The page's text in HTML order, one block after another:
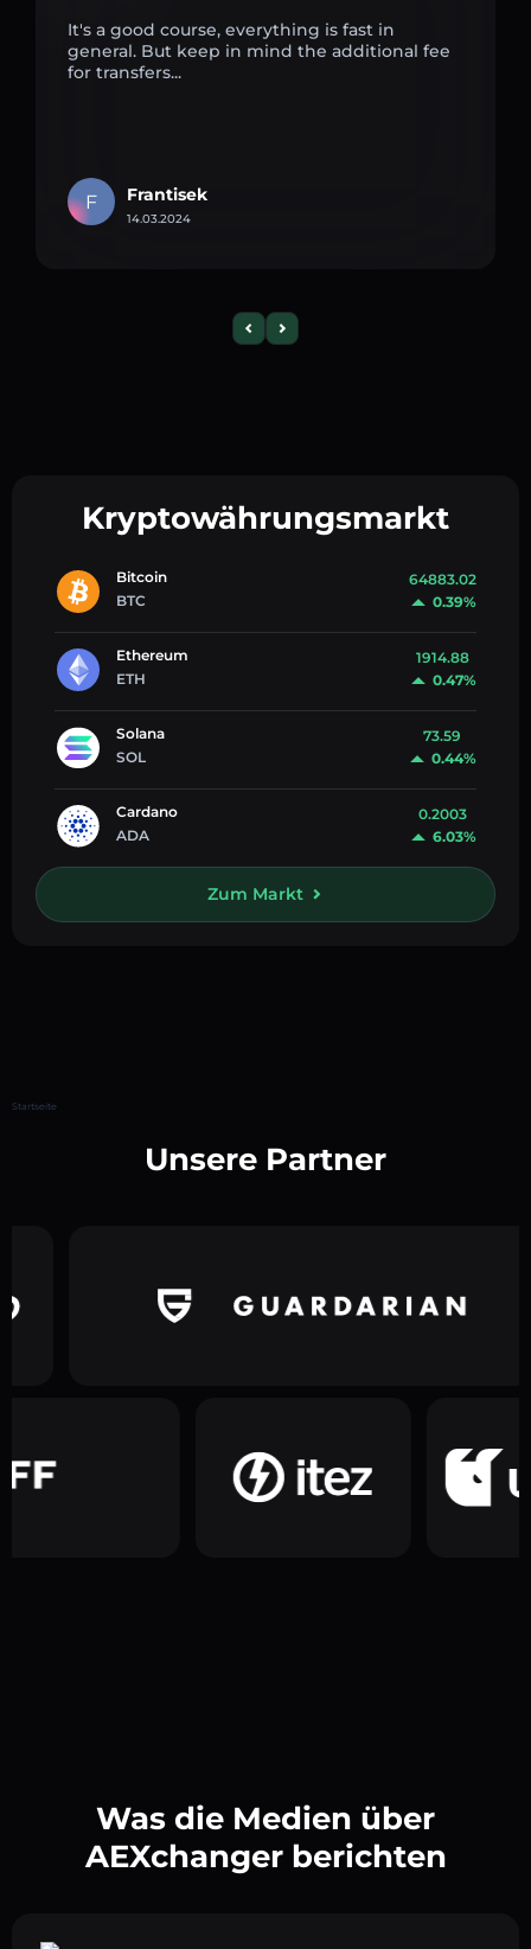
It's a good course, everything is fast in
general. But keep in mind the additional fee
for transfers...
F Frantisek
14.03.2024
Kryptowährungsmarkt
Bitcoin
BTC
64883.02
0.39%
Ethereum
ETH
1914.88
0.47%
Solana
SOL
73.59
0.44%
Cardano
ADA
0.2003
6.03%
Zum Markt
Startseite
Unsere Partner
Was die Medien über
AEXchanger berichten